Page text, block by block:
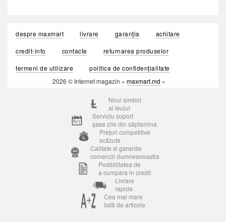
despre maxmart livrare garanția
achitare
credit-info
contacte
returnarea produselor
termeni de utilizare
politica de confidențialitate
2026 © Internet magazin « maxmart.md »
Noul simbol
al leului
Serviciu suport
șase zile din săptamina
Prețuri competitive
scăzute
Calitate si garantie
comenzii dumneavoastra
Posibilitatea de
a cumpara in credit
Livrare
rapida
Cea mai mare
listă de articole